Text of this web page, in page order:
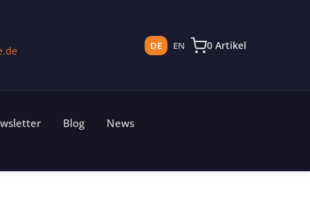
DE EN 0 Artikel
Blog News